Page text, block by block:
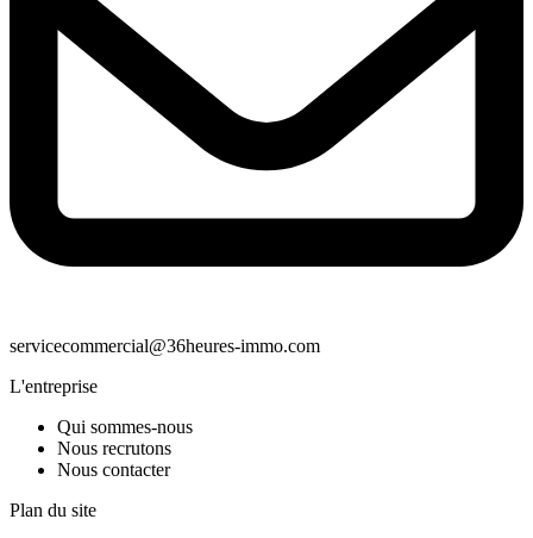
servicecommercial@36heures-immo.com
L'entreprise
Qui sommes-nous
Nous recrutons
Nous contacter
Plan du site